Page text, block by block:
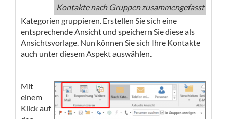
Kontakte nach Gruppen zusammengefasst
Kategorien gruppieren. Erstellen Sie sich eine
entsprechende Ansicht und speichern Sie diese als
Ansichtsvorlage. Nun können Sie sich Ihre Kontakte
auch unter diesem Aspekt auswählen.
Mit
einem
Klick auf